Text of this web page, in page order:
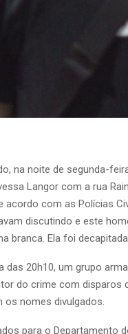
na noite de segunda-
Langor com a rua
acordo com as Polícias
discutindo e este
branca. Ela foi
20h10, um grupo
do crime com disparos
os nomes divulgados.
para o Departamento